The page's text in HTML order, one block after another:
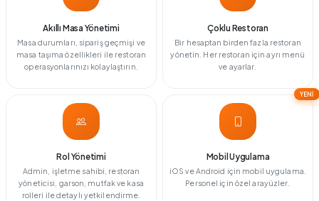
Akıllı Masa Yönetimi
Masa durumları, sipariş geçmişi ve
masa taşıma özellikleri ile restoran
operasyonlarınızı kolaylaştırın.
Çoklu Restoran
Bir hesaptan birden fazla restoran
yönetin. Her restoran için ayrı menü
ve ayarlar.
Rol Yönetimi
Admin, işletme sahibi, restoran
yöneticisi, garson, mutfak ve kasa
rolleri ile detaylı yetkilendirme.
YENİ
Mobil Uygulama
iOS ve Android için mobil uygulama.
Personel için özel arayüzler.